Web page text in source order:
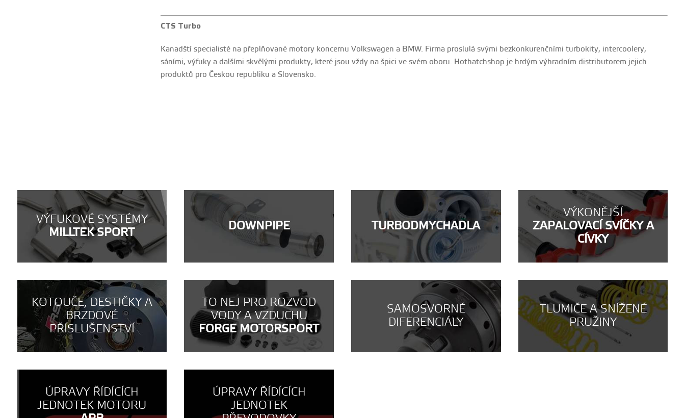
CTS Turbo
Kanadští specialisté na přeplňované motory koncernu Volkswagen a BMW. Firma proslulá svými bezkonkurenčními turbokity, intercoolery,
sáními, výfuky a dalšími skvělými produkty, které jsou vždy na špici ve svém oboru. Hothatchshop je hrdým výhradním distributorem jejich
produktů pro Českou republiku a Slovensko.
VÝFUKOVÉ SYSTÉMY
MILLTEK SPORT
DOWNPIPE TURBODMYCHADLA
VÝKONĚJŠÍ
ZAPALOVACÍ SVÍČKY A
CÍVKY
KOTOUČE, DESTIČKY A
BRZDOVÉ
PŘÍSLUŠENSTVÍ
TO NEJ PRO ROZVOD
VODY A VZDUCHU
FORGE MOTORSPORT
SAMOSVORNÉ
DIFERENCIÁLY
TLUMIČE A SNÍŽENÉ
PRUŽINY
ÚPRAVY ŘÍDÍCÍCH
JEDNOTEK MOTORU
ÚPRAVY ŘÍDÍCÍCH
JEDNOTEK